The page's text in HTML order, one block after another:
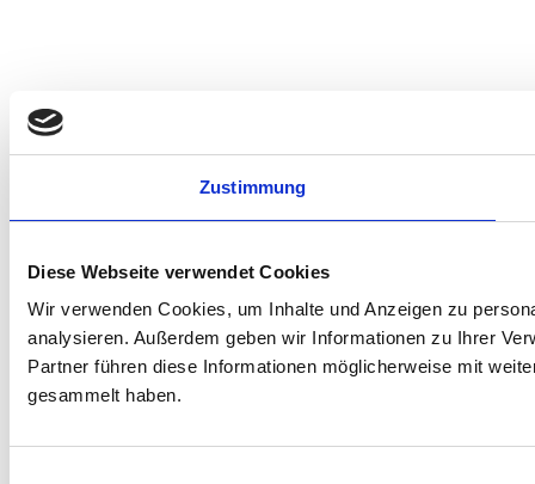
Zustimmung
Diese Webseite verwendet Cookies
Wir verwenden Cookies, um Inhalte und Anzeigen zu
analysieren. Außerdem geben wir Informationen zu Ihrer
Partner führen diese Informationen möglicherweise mit
gesammelt haben.